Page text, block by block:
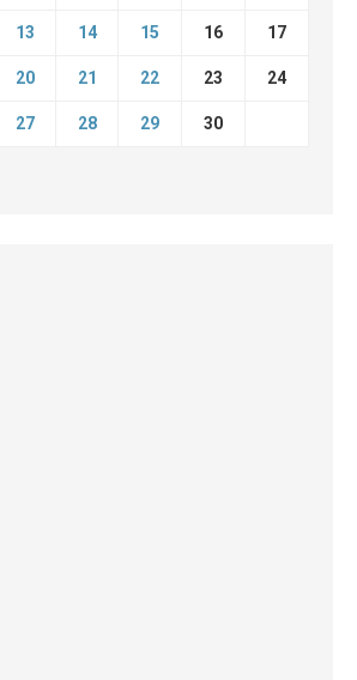
13 14 15 16 17
20 21 22 23 24
27 28 29 30